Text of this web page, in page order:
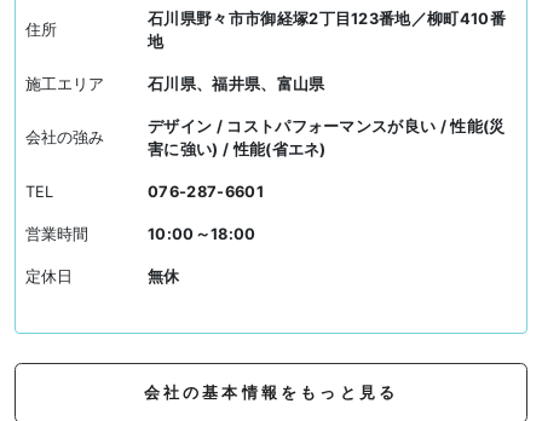
住所
石川県野々市市御経塚2丁目123番地／柳町410番
地
施工エリア 石川県、福井県、富山県
会社の強み
デザイン / コストパフォーマンスが良い / 性能(災
害に強い) / 性能(省エネ)
TEL 076-287-6601
営業時間 10:00～18:00
定休日 無休
会社の基本情報をもっと見る